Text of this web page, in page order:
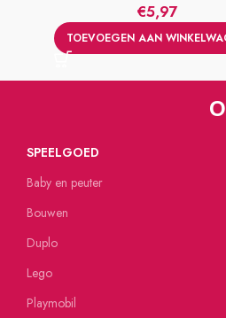
€5,97
TOEVOEGEN AAN
SPEELGOED
Baby en peuter
Bouwen
Duplo
Lego
Playmobil